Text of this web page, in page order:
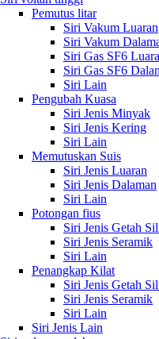
Pemutus litar
Siri Vakum Luaran
Siri Vakum
Siri Gas SF6
Siri Gas SF6
Siri Lain
Pengubah Kuasa
Siri Jenis Minyak
Siri Jenis Kering
Siri Lain
Memutuskan Suis
Siri Jenis Luaran
Siri Jenis Dalaman
Siri Lain
Potongan fius
Siri Jenis Getah
Siri Jenis Seramik
Siri Lain
Penangkap Kilat
Siri Jenis Getah
Siri Jenis Seramik
Siri Lain
Siri Jenis Lain